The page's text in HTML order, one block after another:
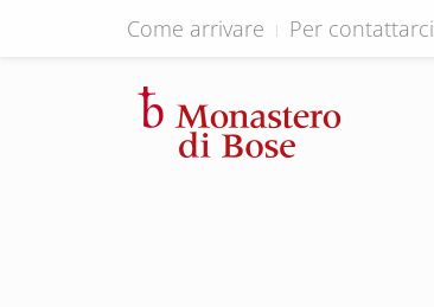
Come arrivare Per contattarci